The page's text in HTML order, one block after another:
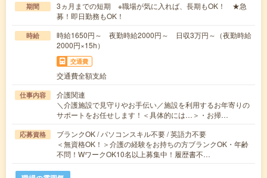
期間
3ヵ月までの短期 ※職場が気に入れば、長期もOK！ ★急
募！即日勤務もOK！
時給
時給1650円～ 夜勤時給2000円～ 日収3万円～（夜勤時給
2000円×15h）
交通費
交通費全額支給
仕事内容
介護関連
＼介護施設で見守りやお手伝い／施設を利用するお年寄りの
サポートをお任せします！＜具体的には…＞・お掃…
応募資格
ブランクOK / パソコンスキル不要 / 英語力不要
＜無資格OK！＞介護の経験をお持ちの方ブランクOK・年齢
不問！WワークOK10名以上募集中！履歴書不…